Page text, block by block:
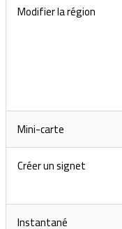
Modifier la région
Mini-carte
Créer un signet
Instantané